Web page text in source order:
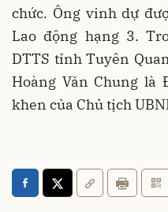
chức. Ông vinh dự
Lao động hạng 3.
DTTS tỉnh Tuyên
Hoàng Văn Chung là
khen của Chủ tịch